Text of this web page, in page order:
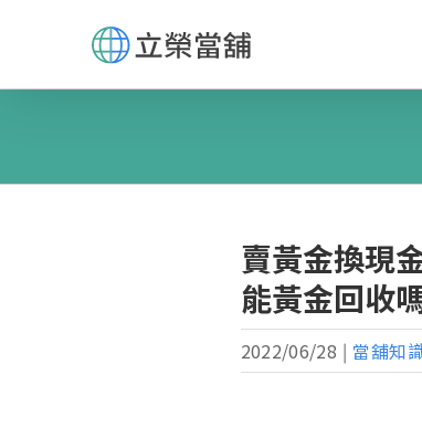
content
賣黃金換現
能黃金回收
2022/06/28 | 當舖知